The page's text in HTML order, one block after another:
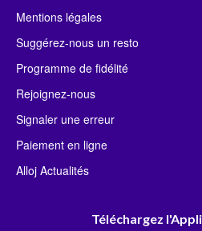
Mentions légales
Suggérez-nous un resto
Programme de fidélité
Rejoignez-nous
Signaler une erreur
Paiement en ligne
Alloj Actualités
Téléchargez